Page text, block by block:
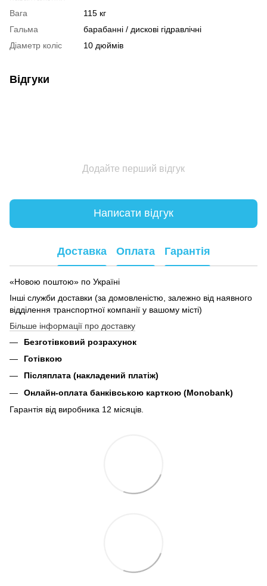
Вага
115 кг
Гальма
барабанні / дискові гідравлічні
Діаметр коліс
10 дюймів
Відгуки
Додайте перший відгук
Написати відгук
Доставка Оплата Гарантія
«Новою поштою» по Україні
Інші служби доставки (за домовленістю, залежно від наявного
відділення транспортної компанії у вашому місті)
Більше інформації про доставку
Безготівковий розрахунок
Готівкою
Післяплата (накладений платіж)
Онлайн-оплата банківською карткою (Monobank)
Гарантія від виробника 12 місяців.